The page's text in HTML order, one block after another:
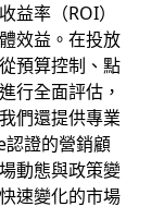
益率（ROI）
效益。在投放
預算控制、點
行全面評估，
們還提供專業
證的營銷顧
動態與政策變
速變化的市場